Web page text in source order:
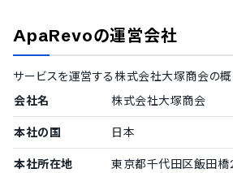
在庫変動のログ管理機能
配送状況の確認機能
ユーザーグループごとの権限設定
ApaRevoの運営会社
サービスを運営する株式会社大塚商会の概
会社名
株式会社大塚商会
本社の国 日本
本社所在地 東京都千代田区飯田